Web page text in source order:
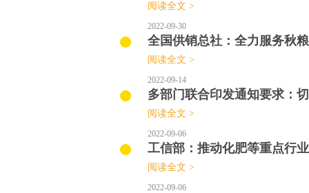
阅读全文 >
2022-09-30
全国供销总社：全力服务秋
阅读全文 >
2022-09-14
多部门联合印发通知要求：
阅读全文 >
2022-09-06
工信部：推动化肥等重点行
阅读全文 >
2022-09-06